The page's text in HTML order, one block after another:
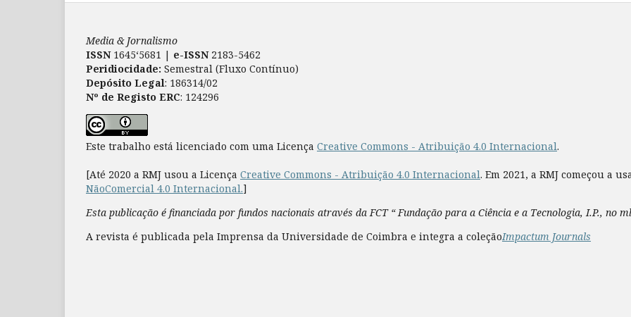
Media & Jornalismo
ISSN 1645‘5681 | e-ISSN2183-5462
Peridiocidade: Semestral (Fluxo Contínuo)
Depósito Legal: 186314/02
Nº de Registo ERC: 124296
Este trabalho está licenciado com uma Licença Creative Commons - Atribuição 4.0 Internacional.
[Até 2020 a RMJ usou a Licença Creative Commons - Atribuição 4.0 Internacional. Em 2021, a RMJ começou a
NãoComercial 4.0 Internacional.]
Esta publicação é financiada por fundos nacionais através da FCT “ Fundação para a Ciência e a Tecnologia, I.P., no
A revista é publicada pela Imprensa da Universidade de Coimbra e integra a coleçãoImpactum Journals